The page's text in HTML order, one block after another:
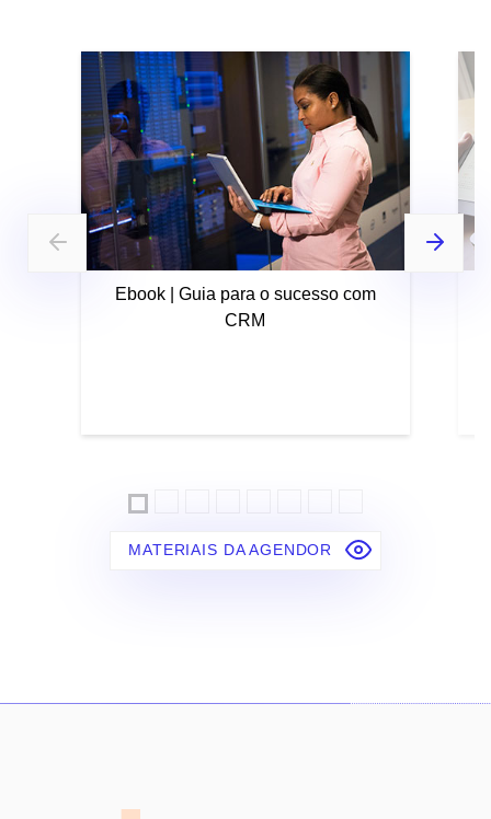
Ebook | Guia para o sucesso com
CRM
MATERIAIS DA AGENDOR